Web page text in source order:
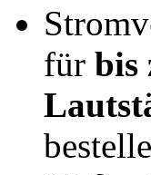
für bis